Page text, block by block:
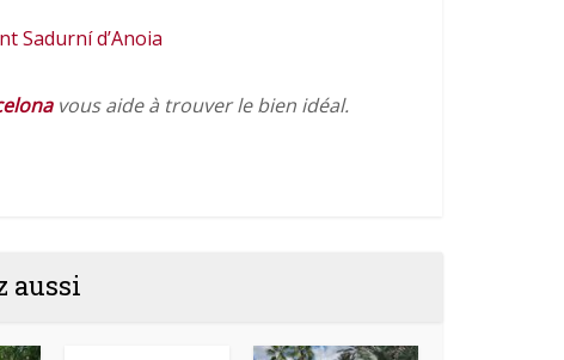
Sadurní d’Anoia
vous aide à trouver le bien idéal.
aussi